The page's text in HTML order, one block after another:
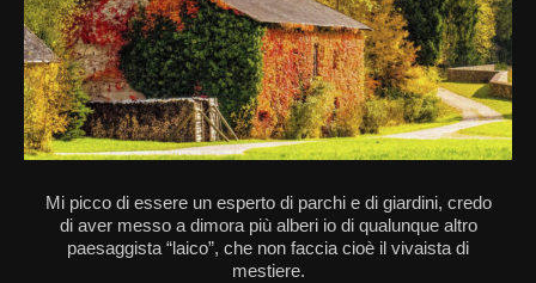
Mi picco di essere un esperto di parchi e di giardini, credo
di aver messo a dimora più alberi io di qualunque altro
paesaggista “laico”, che non faccia cioè il vivaista di
mestiere.